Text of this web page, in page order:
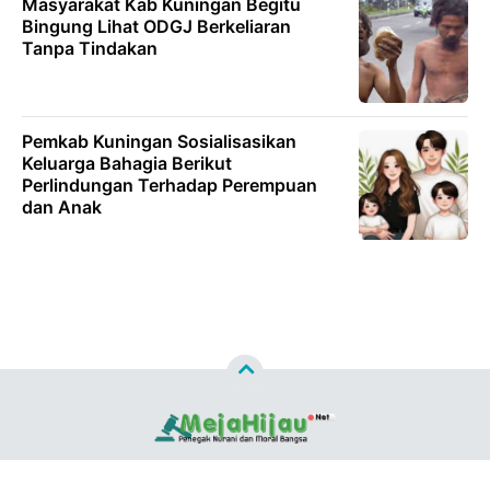
Bingung Lihat ODGJ Berkeliaran
Tanpa Tindakan
Pemkab Kuningan Sosialisasikan
Keluarga Bahagia Berikut
Perlindungan Terhadap Perempuan
dan Anak
Copyright ©2026MEJAHIJAU.NET™